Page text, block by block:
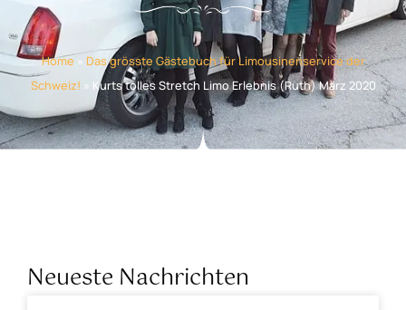
Home» Das grösste Gästebuch für Limousinenservice der
Schweiz! » Kurts tolles Stretch Limo Erlebnis (Ruth) März 2020
Neueste Nachrichten